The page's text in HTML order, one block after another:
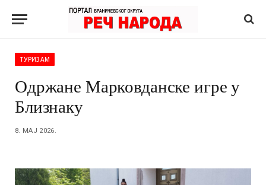
ТУРИЗАМ
Одржане Марковданске игре у
Близнаку
8. МАЈ 2026.